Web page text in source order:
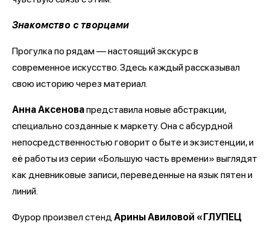
Знакомство с творцами
Прогулка по рядам — настоящий экскурс в
современное искусство. Здесь каждый рассказывал
свою историю через материал.
Анна Аксеновапредставила новые абстракции,
специально созданные к маркету. Она с абсурдной
непосредственностью говорит о быте и экзистенции, и
её работы из серии «Большую часть времени» выглядят
как дневниковые записи, переведенные на язык пятен и
линий.
Фурор произвел стендАрины Авиловой «ГЛУПЕЦ